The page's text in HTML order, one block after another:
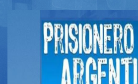
Documentos